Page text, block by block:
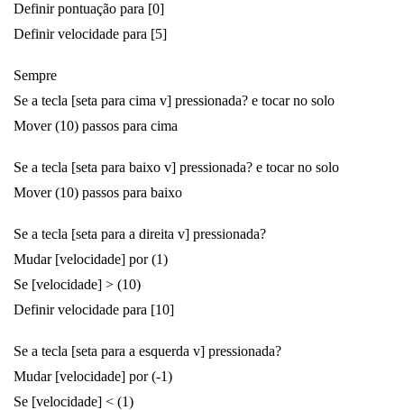
Definir pontuação para [0]
Definir velocidade para [5]
Sempre
Se a tecla [seta para cima v] pressionada? e tocar no solo
Mover (10) passos para cima
Se a tecla [seta para baixo v] pressionada? e tocar no solo
Mover (10) passos para baixo
Se a tecla [seta para a direita v] pressionada?
Mudar [velocidade] por (1)
Se [velocidade] > (10)
Definir velocidade para [10]
Se a tecla [seta para a esquerda v] pressionada?
Mudar [velocidade] por (-1)
Se [velocidade] < (1)